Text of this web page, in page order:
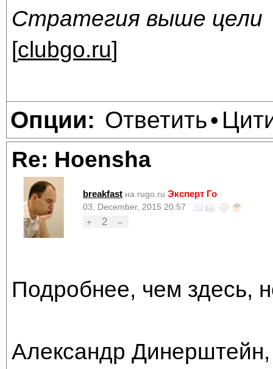
Стратегия выше цели
[clubgo.ru]
Опции: Ответить•
Re: Hoensha
breakfast на rugo.ru Эксперт Го
03, December, 2015 20:57
+
2 –
Подробнее, чем здесь,
Александр Динерштейн,